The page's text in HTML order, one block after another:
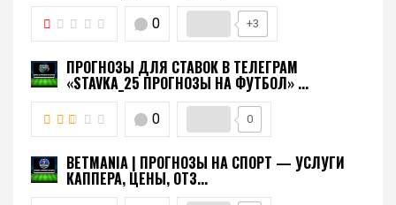
0 +3
ПРОГНОЗЫ ДЛЯ СТАВОК В ТЕЛЕГРАМ
«STAVKA_25 ПРОГНОЗЫ НА ФУТБОЛ» ...
0 0
BETMANIA | ПРОГНОЗЫ НА СПОРТ — УСЛУГИ
КАППЕРА, ЦЕНЫ, ОТЗ...